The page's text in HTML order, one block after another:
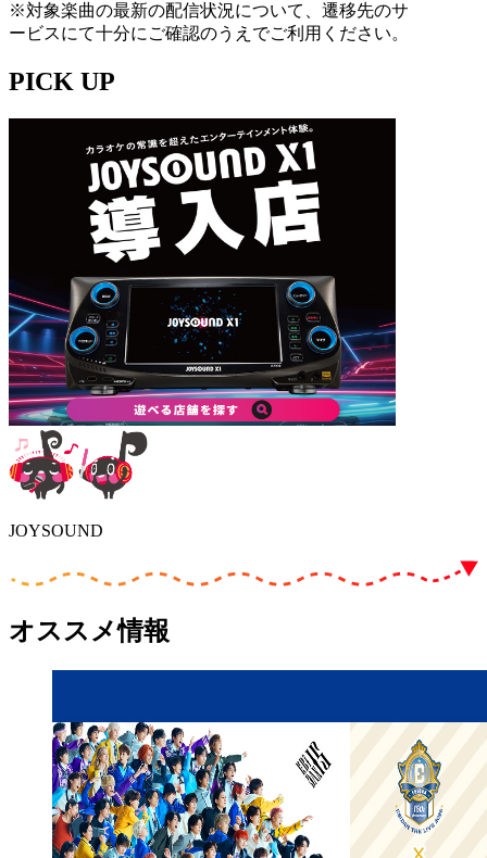
※対象楽曲の最新の配信状況について、遷移先のサ
ービスにて十分にご確認のうえでご利用ください。
PICK UP
JOYSOUND
オススメ情報